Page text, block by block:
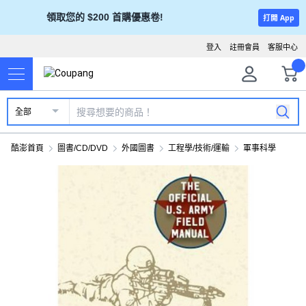
領取您的 $200 首購優惠卷! 打開 App
客服中心
註冊會員
登入
全部
酷澎首頁 圖書/CD/DVD 外國圖書 工程學/技術/運輸 軍事科學